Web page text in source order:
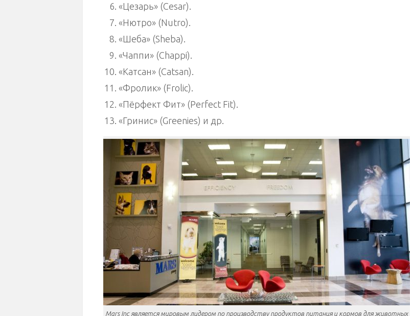
«Цезарь» (Cesar).
«Нютро» (Nutro).
«Шеба» (Sheba).
«Чаппи» (Chappi).
«Катсан» (Catsan).
«Фролик» (Frolic).
«Пёрфект Фит» (Perfect Fit).
«Гринис» (Greenies) и др.
Mars Inc является мировым лидером по производству продуктов питания и кормов для животных